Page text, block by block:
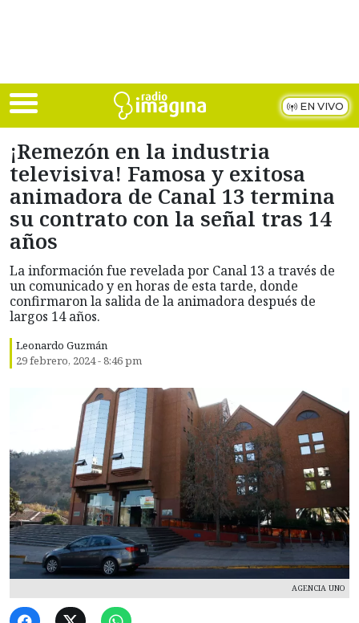
EN VIVO
¡Remezón en la industria
televisiva! Famosa y exitosa
animadora de Canal 13 termina
su contrato con la señal tras 14
años
La información fue revelada por Canal 13 a través de
un comunicado y en horas de esta tarde, donde
confirmaron la salida de la animadora después de
largos 14 años.
Leonardo Guzmán
29 febrero, 2024 - 8:46 pm
AGENCIA UNO